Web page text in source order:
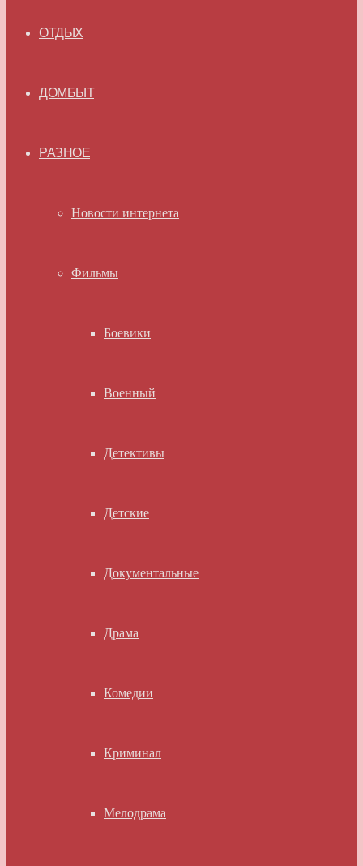
ОТДЫХ
ДОМБЫТ
РАЗНОЕ
Новости интернета
Фильмы
Боевики
Военный
Детективы
Детские
Документальные
Драма
Комедии
Криминал
Мелодрама